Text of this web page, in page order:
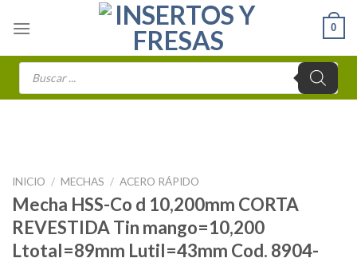
0
Búsqueda
INICIO / MECHAS / ACERO RÁPIDO
Mecha HSS-Co d 10,200mm CORTA
REVESTIDA Tin mango=10,200
Ltotal=89mm Lutil=43mm Cod. 8904-